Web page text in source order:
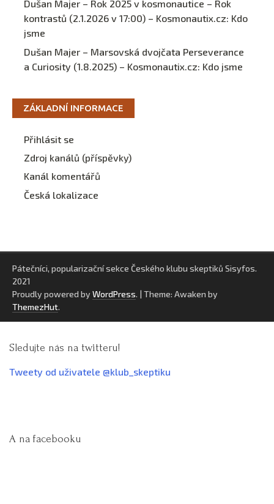
Dušan Majer – Rok 2025 v kosmonautice – Rok
kontrastů (2.1.2026 v 17:00) – Kosmonautix.cz: Kdo
jsme
Dušan Majer – Marsovská dvojčata Perseverance
a Curiosity (1.8.2025) – Kosmonautix.cz: Kdo jsme
ZÁKLADNÍ INFORMACE
Přihlásit se
Zdroj kanálů (příspěvky)
Kanál komentářů
Česká lokalizace
Pátečníci, popularizační sekce Českého klubu skeptiků Sisyfos.
2021
Proudly powered by WordPress. | Theme: Awaken by
ThemezHut.
Sledujte nás na twitteru!
Tweety od uživatele @klub_skeptiku
A na facebooku